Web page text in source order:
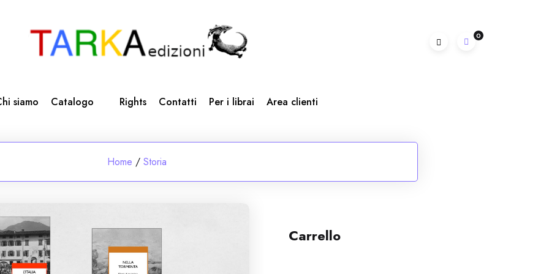
0
siamo Catalogo Rights Contatti Per i librai Area clienti
Home / Storia
Carrello